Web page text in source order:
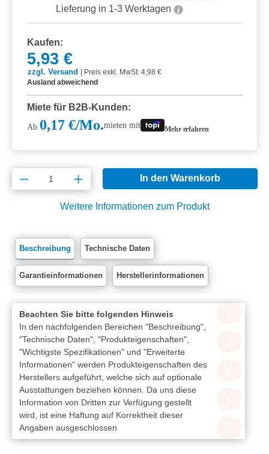
Lieferung in 1-3 Werktagen
Kaufen:
5,93 €
zzgl. Versand
Preis exkl. MwSt: 4,98 €
Ausland abweichend
Miete für B2B-Kunden:
Ab 0,17 €/Mo.mieten mit Mehr erfahren
Produkt Anzahl: Gib den gewünschten
In den Warenkorb
Weitere Informationen zum Produkt
Beschreibung Technische Daten
Garantieinformationen Herstellerinformationen
Beachten Sie bitte folgenden Hinweis
In den nachfolgenden Bereichen "Beschreibung",
"Technische Daten", "Produkteigenschaften",
"Wichtigste Spezifikationen" und "Erweiterte
Informationen" werden Produkteigenschaften des
Herstellers aufgeführt, welche sich auf optionale
Ausstattungen beziehen können. Da uns diese
Information von Dritten zur Verfügung gestellt
wird, ist eine Haftung auf Korrektheit dieser
Angaben ausgeschlossen